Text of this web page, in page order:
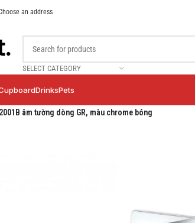
an address
SELECT CATEGORY
DrinksPets
âm tường dòng GR, màu chrome bóng